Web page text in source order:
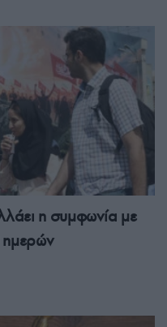
η συμφωνία με
ημερών